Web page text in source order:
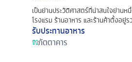
เป็นย่านประวัติศาสตร์ที่น่าสนใจย่าน
โรงแรม ร้านอาหาร และร้านค้าตั้งอยู่
รับประทานอาหาร
ภัตตาคาร